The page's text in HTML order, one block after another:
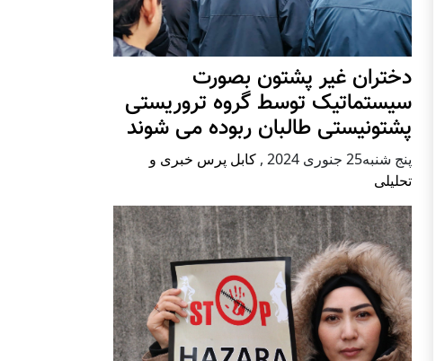
دختران غیر پشتون بصورت
سیستماتیک توسط گروه تروریستی
پشتونیستی طالبان ربوده می شوند
پنج شنبه25 جنوری 2024 , کابل پرس خبری و
تحلیلی